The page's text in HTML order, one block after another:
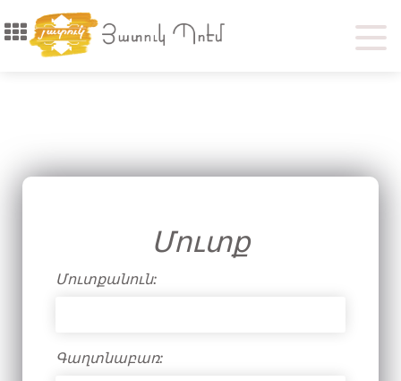
Մուտք
Մուտքանուն:
Գաղտնաբառ: